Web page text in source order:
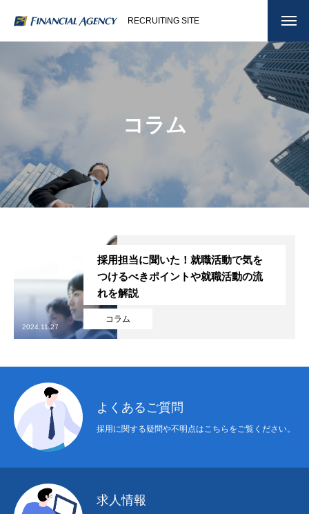
RECRUITING SITE
コラム
コラム
採用担当に聞いた！就職活動で気を
つけるべきポイントや就職活動の流
れを解説
2024.11.27
よくあるご質問
採用に関する疑問や不明点はこちらをご覧ください。
求人情報